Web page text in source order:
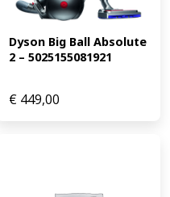
Dyson Big Ball Absolute
2 – 5025155081921
€ 449,00